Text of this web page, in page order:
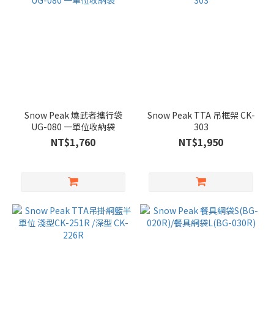
Snow Peak 燒武者攜行袋
UG-080 一單位收納袋
NT$1,760
Snow Peak TTA 吊框架 CK-
303
NT$1,950